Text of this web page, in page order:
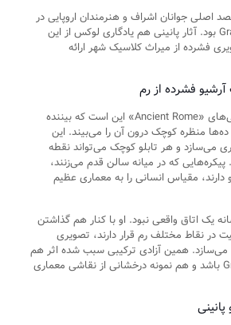
اصلی جوانان اشراف و هنرمندان اروپایی در
سفر آموزشی Grand Tour بود. آثار پانینی هم یادگاری لوکس از این
فشرده از میراث کلاسیک شهر ارائه
فشرده از رم
یکی از جذاب‌ترین ویژگی‌های «Ancient Rome» این است که بیننده
منظره کوچک درون آن را می‌بیند. این
می‌سازد و هر تابلو کوچک می‌تواند نقطه
پیکره‌هایی که در میانه سالن قدم می‌زنند،
مقیاس انسانی را به معماری عظیم
یک اتاق واقعی نبود. او با کنار هم گذاشتن
در نقاط مختلف رم قرار دارند، تصویری
می‌سازد. همین آزادی ترکیبی سبب شده اثر هم
سند فرهنگ Grand Tour باشد و هم نمونه درخشانی از نقاشی معماری
پانینی